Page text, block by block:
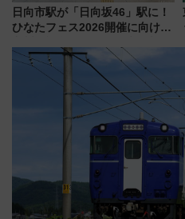
日向市駅が「日向坂46」駅に！
ひなたフェス2026開催に向けJR
全力応援 夜行列車「ドリーム
おひさま号」も走る